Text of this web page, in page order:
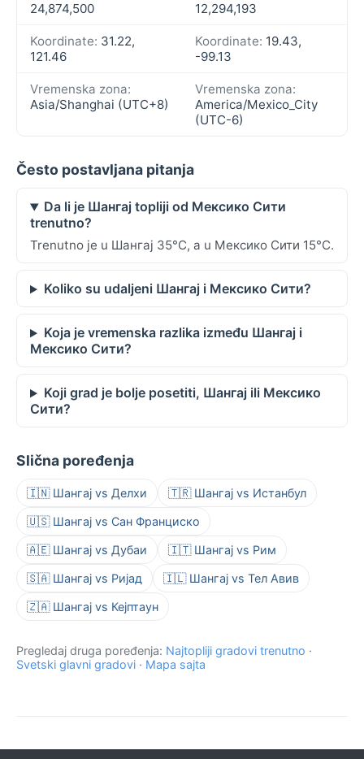
24,874,500
12,294,193
Koordinate: 31.22,
121.46
Koordinate: 19.43,
-99.13
Vremenska zona:
Asia/Shanghai (UTC+8)
Vremenska zona:
America/Mexico_City
(UTC-6)
Često postavljana pitanja
Da li je Шангај topliji od Мексико Сити
trenutno?
Trenutno je u Шангај 35°C, a u Мексико Сити 15°C.
Koliko su udaljeni Шангај i Мексико Сити?
Koja je vremenska razlika između Шангај i
Мексико Сити?
Koji grad je bolje posetiti, Шангај ili Мексико
Сити?
Slična poređenja
🇮🇳 Шангај vs Делхи 🇹🇷 Шангај vs Истанбул
🇺🇸 Шангај vs Сан Франциско
🇦🇪 Шангај vs Дубаи 🇮🇹 Шангај vs Рим
🇸🇦 Шангај vs Ријад 🇮🇱 Шангај vs Тел Авив
🇿🇦 Шангај vs Кејптаун
Pregledaj druga poređenja: Najtopliji gradovi trenutno ·
Svetski glavni gradovi · Mapa sajta